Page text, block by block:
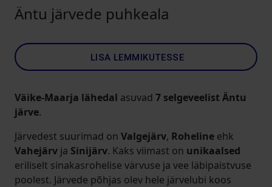
Äntu järvede puhkeala
LISA LEMMIKUTESSE
Väike-Maarja lähedal asuvad 7 selgeveelist Äntu
järve.
Järvedest suurimad on Valgejärv, Roheline ehk
Vahejärv ja Sinijärv. Kaks viimast on unikaalsed
eriliselt sinakasrohelise värvuse ja vee läbipaistvuse
poolest. Järvede põhjas olev hele järvelubi koos